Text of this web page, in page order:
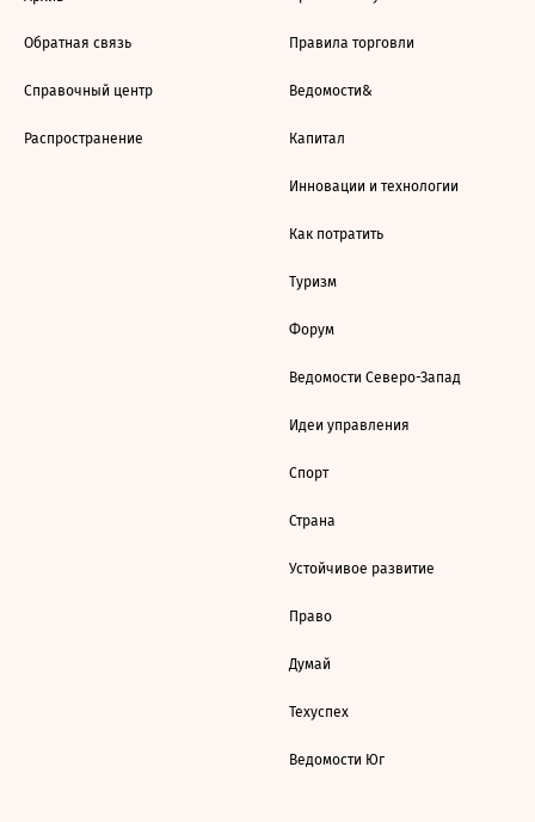
Обратная связь
Справочный центр
Распространение
Правила торговли
Ведомости&
Капитал
Инновации и технологии
Как потратить
Туризм
Форум
Ведомости Северо-Запад
Идеи управления
Спорт
Страна
Устойчивое развитие
Право
Думай
Техуспех
Ведомости Юг